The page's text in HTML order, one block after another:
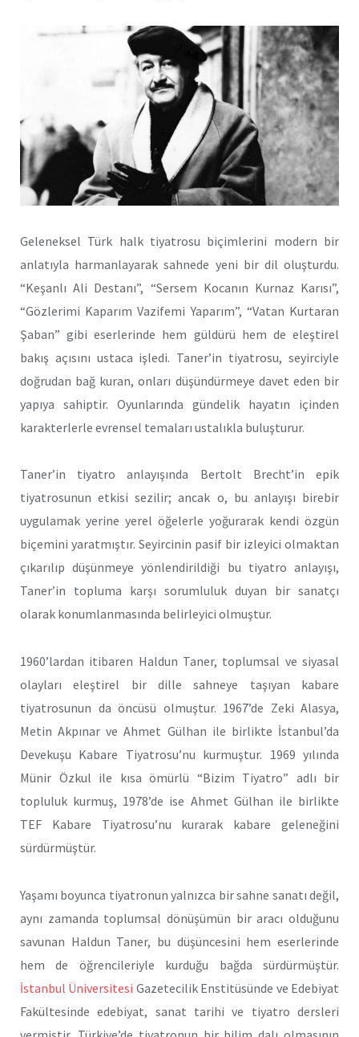
Geleneksel Türk halk tiyatrosu biçimlerini modern bir
anlatıyla harmanlayarak sahnede yeni bir dil oluşturdu.
“Keşanlı Ali Destanı”, “Sersem Kocanın Kurnaz Karısı”,
“Gözlerimi Kaparım Vazifemi Yaparım”, “Vatan Kurtaran
Şaban” gibi eserlerinde hem güldürü hem de eleştirel
bakış açısını ustaca işledi. Taner’in tiyatrosu, seyirciyle
doğrudan bağ kuran, onları düşündürmeye davet eden bir
yapıya sahiptir. Oyunlarında gündelik hayatın içinden
karakterlerle evrensel temaları ustalıkla buluşturur.​
Taner’in tiyatro anlayışında Bertolt Brecht’in epik
tiyatrosunun etkisi sezilir; ancak o, bu anlayışı birebir
uygulamak yerine yerel öğelerle yoğurarak kendi özgün
biçemini yaratmıştır. Seyircinin pasif bir izleyici olmaktan
çıkarılıp düşünmeye yönlendirildiği bu tiyatro anlayışı,
Taner’in topluma karşı sorumluluk duyan bir sanatçı
olarak konumlanmasında belirleyici olmuştur.​
1960’lardan itibaren Haldun Taner, toplumsal ve siyasal
olayları eleştirel bir dille sahneye taşıyan kabare
tiyatrosunun da öncüsü olmuştur. 1967’de Zeki Alasya,
Metin Akpınar ve Ahmet Gülhan ile birlikte İstanbul’da
Devekuşu Kabare Tiyatrosu’nu kurmuştur. 1969 yılında
Münir Özkul ile kısa ömürlü “Bizim Tiyatro” adlı bir
topluluk kurmuş, 1978’de ise Ahmet Gülhan ile birlikte
TEF Kabare Tiyatrosu’nu kurarak kabare geleneğini
sürdürmüştür.
Yaşamı boyunca tiyatronun yalnızca bir sahne sanatı değil,
aynı zamanda toplumsal dönüşümün bir aracı olduğunu
savunan Haldun Taner, bu düşüncesini hem eserlerinde
hem de öğrencileriyle kurduğu bağda sürdürmüştür.
İstanbul Üniversitesi Gazetecilik Enstitüsünde ve Edebiyat
Fakültesinde edebiyat, sanat tarihi ve tiyatro dersleri